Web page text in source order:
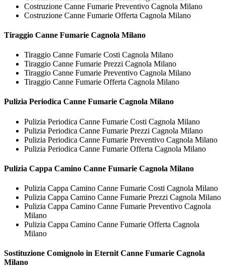
Costruzione Canne Fumarie Preventivo Cagnola Milano
Costruzione Canne Fumarie Offerta Cagnola Milano
Tiraggio Canne Fumarie Cagnola Milano
Tiraggio Canne Fumarie Costi Cagnola Milano
Tiraggio Canne Fumarie Prezzi Cagnola Milano
Tiraggio Canne Fumarie Preventivo Cagnola Milano
Tiraggio Canne Fumarie Offerta Cagnola Milano
Pulizia Periodica Canne Fumarie Cagnola Milano
Pulizia Periodica Canne Fumarie Costi Cagnola Milano
Pulizia Periodica Canne Fumarie Prezzi Cagnola Milano
Pulizia Periodica Canne Fumarie Preventivo Cagnola Milano
Pulizia Periodica Canne Fumarie Offerta Cagnola Milano
Pulizia Cappa Camino Canne Fumarie Cagnola Milano
Pulizia Cappa Camino Canne Fumarie Costi Cagnola Milano
Pulizia Cappa Camino Canne Fumarie Prezzi Cagnola Milano
Pulizia Cappa Camino Canne Fumarie Preventivo Cagnola
Milano
Pulizia Cappa Camino Canne Fumarie Offerta Cagnola
Milano
Sostituzione Comignolo in Eternit Canne Fumarie Cagnola
Milano